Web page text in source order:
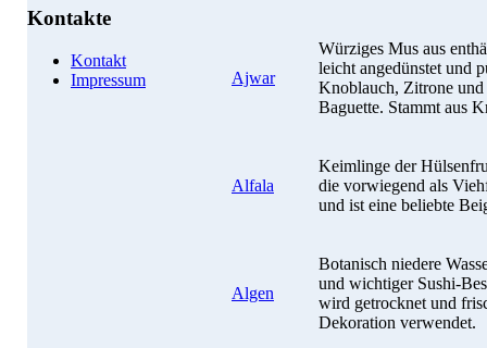
Kontakte
Kontakt
Impressum
Ajwar
Würziges Mus aus
leicht angedünstet und
Knoblauch, Zitrone und
Baguette. Stammt aus
Alfala
Keimlinge der
die vorwiegend als
und ist eine beliebte
Algen
Botanisch niedere
und wichtiger Sushi-
wird getrocknet und
Dekoration verwendet.